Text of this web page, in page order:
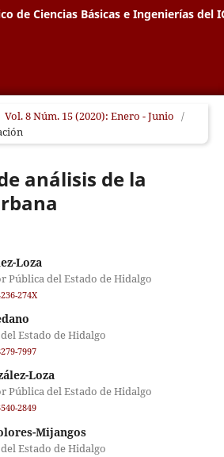
de Ciencias Básicas e Ingenierías del
Vol. 8 Núm. 15 (2020): Enero - Junio /
análisis de la
Loza
Pública del Estado de Hidalgo
274X
Estado de Hidalgo
7997
Loza
Pública del Estado de Hidalgo
2849
Mijangos
Estado de Hidalgo